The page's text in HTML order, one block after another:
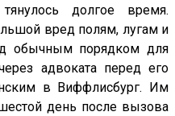
долгое время.
вред полям, лугам и
обычным порядком для
адвоката перед его
в Виффлисбург. Им
день после вызова